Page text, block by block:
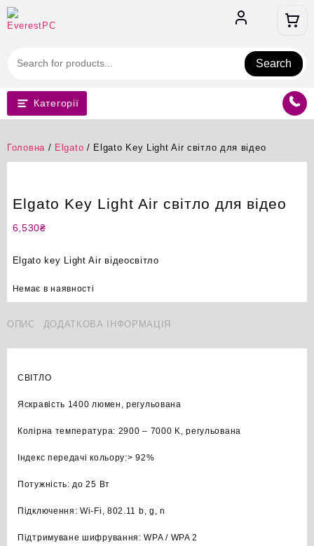
Перейти
до
Search
Категорії
Головна / Elgato / Elgato Key Light Air світло для відео
Elgato Key Light Air світло для відео
6,530₴
Elgato key Light Air відеосвітло
Немає в наявності
ОПИС ДОДАТКОВА ІНФОРМАЦІЯ
СВІТЛО
Яскравість 1400 люмен, регульована
Колірна температура: 2900 – 7000 K, регульована
Індекс передачі кольору:> 92%
Потужність: до 25 Вт
Підключення: Wi-Fi, 802.11 b, g, n
Підтримуване шифрування: WPA / WPA 2